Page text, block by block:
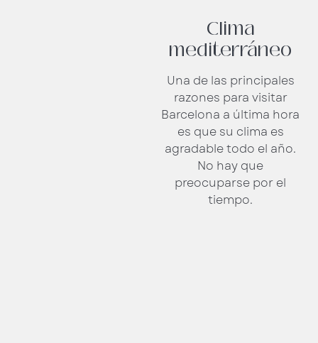
Clima
mediterráneo
Una de las principales
razones para visitar
Barcelona a última hora
es que su clima es
agradable todo el año.
No hay que
preocuparse por el
tiempo.